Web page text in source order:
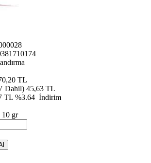
TL
Dahil) 45,63 TL
TL %3.64 İndirim
10 gr